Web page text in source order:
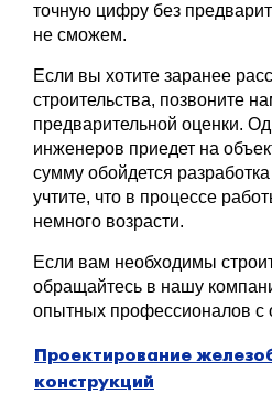
точную цифру без
не сможем.
Если вы хотите заранее
строительства, позвоните
предварительной оценки.
инженеров приедет на
сумму обойдется
учтите, что в процессе
немного возрасти.
Если вам необходимы
обращайтесь в нашу
опытных профессионалов
Проектирование
конструкций